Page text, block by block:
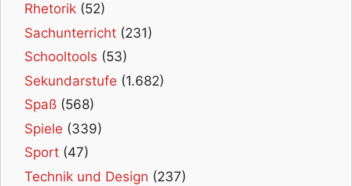
Rhetorik (52)
Sachunterricht (231)
Schooltools (53)
Sekundarstufe (1.682)
Spaß (568)
Spiele (339)
Sport (47)
Technik und Design (237)